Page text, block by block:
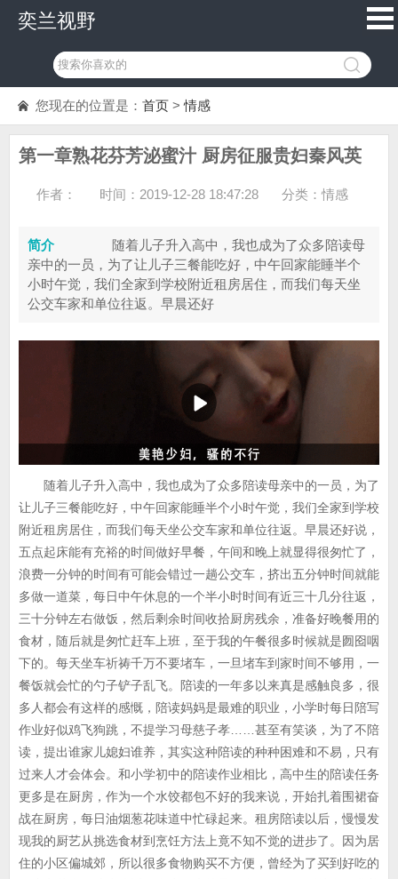
奕兰视野
您现在的位置是： 首页 >情感
第一章熟花芬芳泌蜜汁 厨房征服贵妇秦风英
作者： 时间：2019-12-28 18:47:28 分类：情感
简介
随着儿子升入高中，我也成为了众多陪读母
亲中的一员，为了让儿子三餐能吃好，中午回家能睡半个
小时午觉，我们全家到学校附近租房居住，而我们每天坐
公交车家和单位往返。早晨还好
随着儿子升入高中，我也成为了众多陪读母亲中的一员，为了
让儿子三餐能吃好，中午回家能睡半个小时午觉，我们全家到学校
附近租房居住，而我们每天坐公交车家和单位往返。早晨还好说，
五点起床能有充裕的时间做好早餐，午间和晚上就显得很匆忙了，
浪费一分钟的时间有可能会错过一趟公交车，挤出五分钟时间就能
多做一道菜，每日中午休息的一个半小时时间有近三十几分往返，
三十分钟左右做饭，然后剩余时间收拾厨房残余，准备好晚餐用的
食材，随后就是匆忙赶车上班，至于我的午餐很多时候就是囫囵咽
下的。每天坐车祈祷千万不要堵车，一旦堵车到家时间不够用，一
餐饭就会忙的勺子铲子乱飞。陪读的一年多以来真是感触良多，很
多人都会有这样的感慨，陪读妈妈是最难的职业，小学时每日陪写
作业好似鸡飞狗跳，不提学习母慈子孝……甚至有笑谈，为了不陪
读，提出谁家儿媳妇谁养，其实这种陪读的种种困难和不易，只有
过来人才会体会。和小学初中的陪读作业相比，高中生的陪读任务
更多是在厨房，作为一个水饺都包不好的我来说，开始扎着围裙奋
战在厨房，每日油烟葱花味道中忙碌起来。租房陪读以后，慢慢发
现我的厨艺从挑选食材到烹饪方法上竟不知不觉的进步了。因为居
住的小区偏城郊，所以很多食物购买不方便，曾经为了买到好吃的